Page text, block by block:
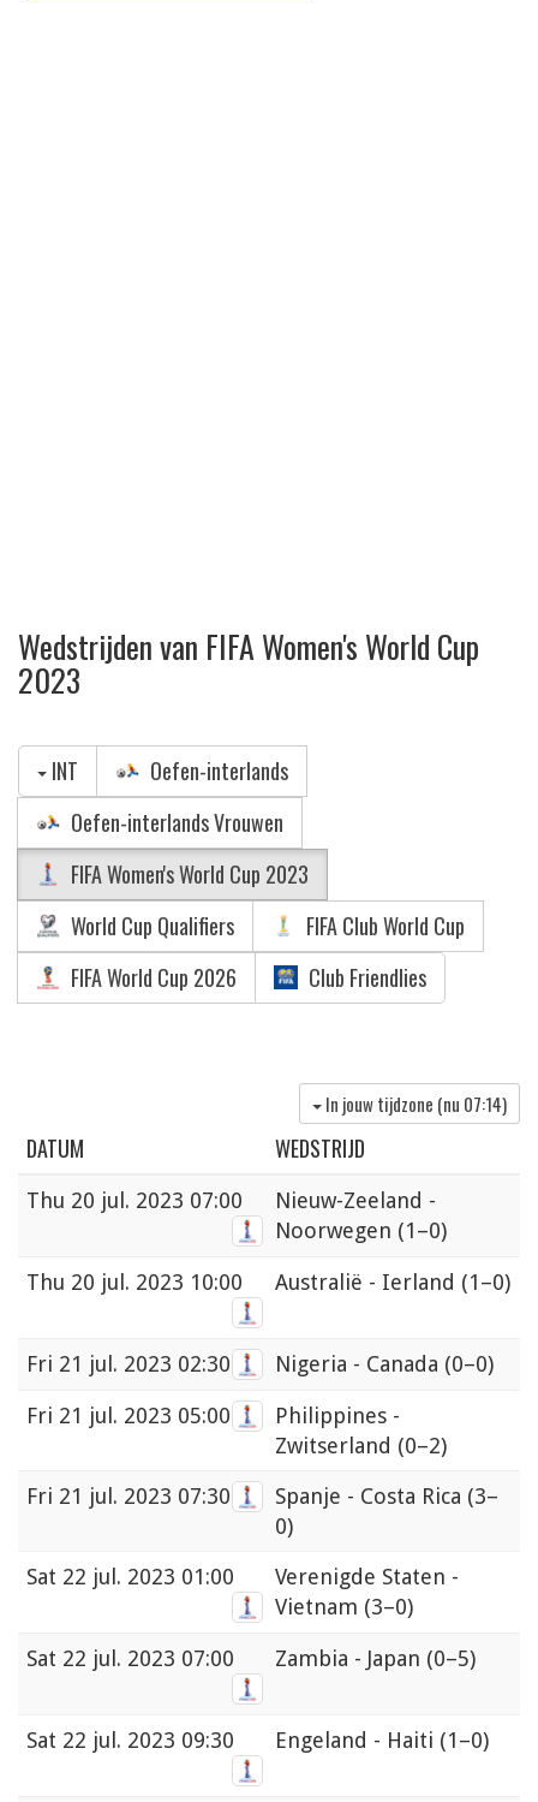
Wedstrijden van FIFA Women's World Cup
2023
INT
Oefen-interlands
Oefen-interlands Vrouwen
FIFA Women's World Cup 2023
World Cup Qualifiers
FIFA Club World Cup
FIFA World Cup 2026
Club Friendlies
In jouw tijdzone (nu 07:14)
DATUM WEDSTRIJD
Thu 20 jul. 2023 07:00
Nieuw-Zeeland -
Noorwegen (1–0)
Thu 20 jul. 2023 10:00 Australië - Ierland (1–0)
Fri 21 jul. 2023 02:30 Nigeria - Canada (0–0)
Fri 21 jul. 2023 05:00
Philippines -
Zwitserland (0–2)
Fri 21 jul. 2023 07:30 Spanje - Costa Rica (3–
0)
Sat 22 jul. 2023 01:00
Verenigde Staten -
Vietnam (3–0)
Sat 22 jul. 2023 07:00 Zambia - Japan (0–5)
Sat 22 jul. 2023 09:30 Engeland - Haiti (1–0)